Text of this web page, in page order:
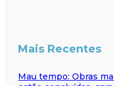
Mais Recentes
Mau tempo: Obras